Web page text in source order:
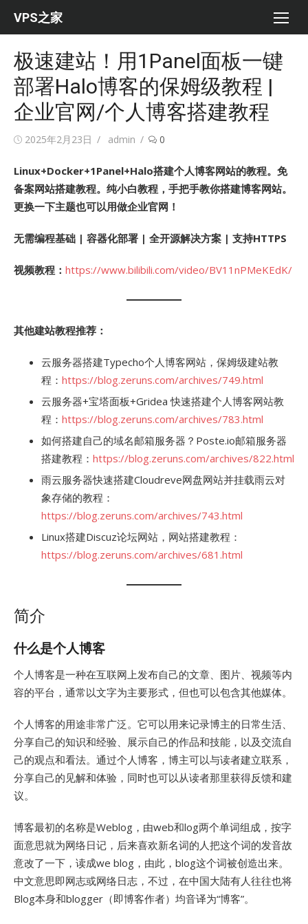
VPS之家
极速建站！用1Panel面板一键
部署Halo博客的保姆级教程 |
企业官网/个人博客搭建教程
Posted
2025年2月23日 Author
admin 0
Linux+Docker+1Panel+Halo搭建个人博客网站的教程。免
备案网站搭建教程。纯小白教程，手把手教你搭建博客网站。
更换一下主题也可以用做企业官网！
无需编程基础 | 容器化部署 | 全开源解决方案 | 支持HTTPS
视频教程： https://www.bilibili.com/video/BV11nPMeKEdK/
其他建站教程推荐：
云服务器搭建Typecho个人博客网站，保姆级建站教
程： https://blog.zeruns.com/archives/749.html
云服务器+宝塔面板+Gridea 快速搭建个人博客网站教
程： https://blog.zeruns.com/archives/783.html
如何搭建自己的域名邮箱服务器？Poste.io邮箱服务器
搭建教程： https://blog.zeruns.com/archives/822.html
雨云服务器快速搭建Cloudreve网盘网站并挂载雨云对
象存储的教程：
https://blog.zeruns.com/archives/743.html
Linux搭建Discuz论坛网站，网站搭建教程：
https://blog.zeruns.com/archives/681.html
简介
什么是个人博客
个人博客是一种在互联网上发布自己的文章、图片、视频等内
容的平台，通常以文字为主要形式，但也可以包含其他媒体。
个人博客的用途非常广泛。它可以用来记录博主的日常生活、
分享自己的知识和经验、展示自己的作品和技能，以及交流自
己的观点和看法。通过个人博客，博主可以与读者建立联系，
分享自己的见解和体验，同时也可以从读者那里获得反馈和建
议。
博客最初的名称是Weblog，由web和log两个单词组成，按字
面意思就为网络日记，后来喜欢新名词的人把这个词的发音故
意改了一下，读成we blog，由此，blog这个词被创造出来。
中文意思即网志或网络日志，不过，在中国大陆有人往往也将
Blog本身和blogger（即博客作者）均音译为“博客”。